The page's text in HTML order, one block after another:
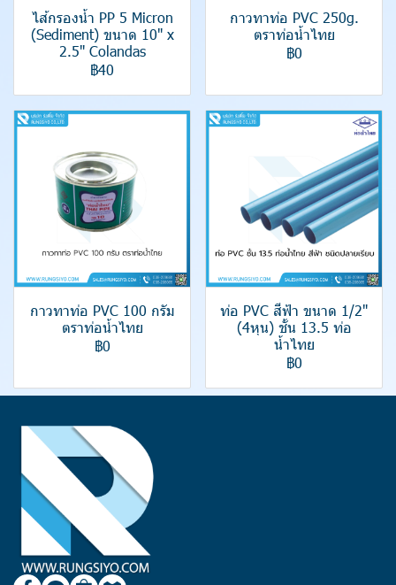
ไส้กรองน้ำ PP 5 Micron
(Sediment) ขนาด 10" x
2.5" Colandas
฿40
กาวทาท่อ PVC 250g.
ตราท่อน้ำไทย
฿0
กาวทาท่อ PVC 100 กรัม
ตราท่อน้ำไทย
฿0
ท่อ PVC สีฟ้า ขนาด 1/2"
(4หุน) ชั้น 13.5 ท่อ
น้ำไทย
฿0